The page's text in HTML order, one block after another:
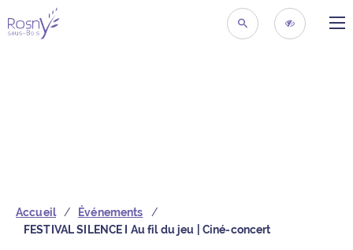
Retour à la pageRECHERCHER
Accueil
Événements
FESTIVAL SILENCE I Au fil du jeu | Ciné-concert